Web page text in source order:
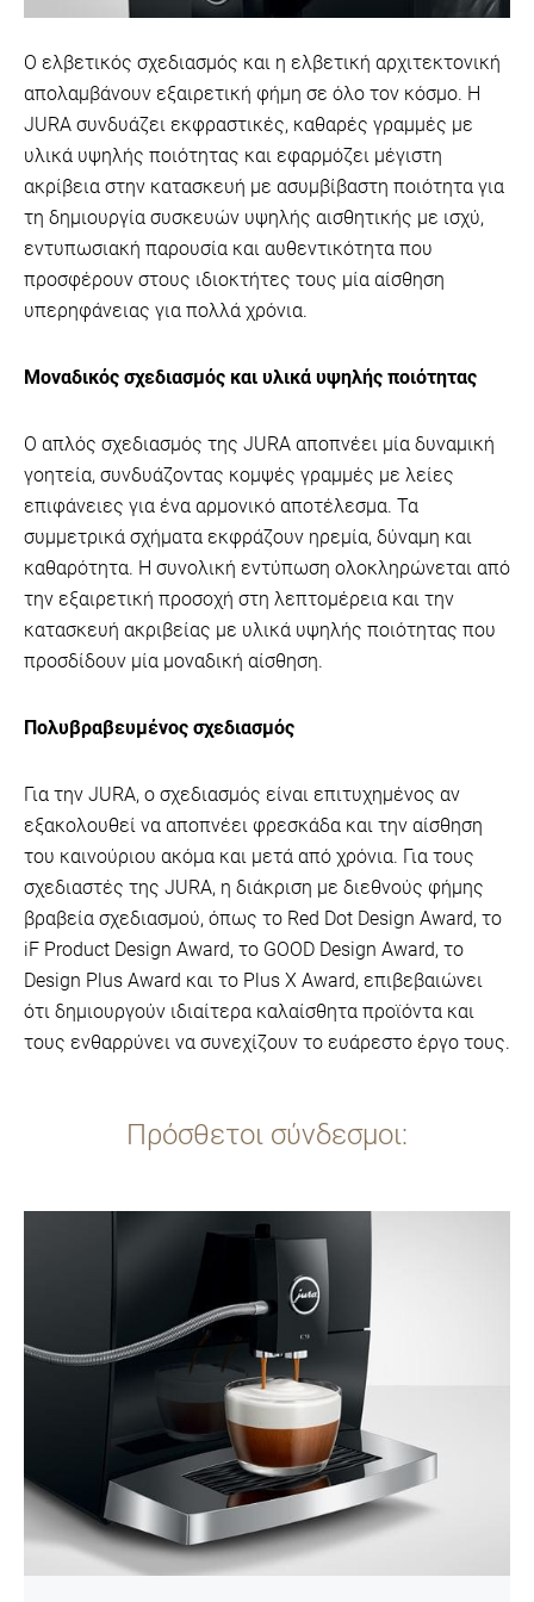
Ο ελβετικός σχεδιασμός και η ελβετική αρχιτεκτονική
απολαμβάνουν εξαιρετική φήμη σε όλο τον κόσμο. Η
JURA συνδυάζει εκφραστικές, καθαρές γραμμές με
υλικά υψηλής ποιότητας και εφαρμόζει μέγιστη
ακρίβεια στην κατασκευή με ασυμβίβαστη ποιότητα για
τη δημιουργία συσκευών υψηλής αισθητικής με ισχύ,
εντυπωσιακή παρουσία και αυθεντικότητα που
προσφέρουν στους ιδιοκτήτες τους μία αίσθηση
υπερηφάνειας για πολλά χρόνια.
Μοναδικός σχεδιασμός και υλικά υψηλής ποιότητας
Ο απλός σχεδιασμός της JURA αποπνέει μία δυναμική
γοητεία, συνδυάζοντας κομψές γραμμές με λείες
επιφάνειες για ένα αρμονικό αποτέλεσμα. Τα
συμμετρικά σχήματα εκφράζουν ηρεμία, δύναμη και
καθαρότητα. Η συνολική εντύπωση ολοκληρώνεται από
την εξαιρετική προσοχή στη λεπτομέρεια και την
κατασκευή ακριβείας με υλικά υψηλής ποιότητας που
προσδίδουν μία μοναδική αίσθηση.
Πολυβραβευμένος σχεδιασμός
Για την JURA, ο σχεδιασμός είναι επιτυχημένος αν
εξακολουθεί να αποπνέει φρεσκάδα και την αίσθηση
του καινούριου ακόμα και μετά από χρόνια. Για τους
σχεδιαστές της JURA, η διάκριση με διεθνούς φήμης
βραβεία σχεδιασμού, όπως το Red Dot Design Award, το
iF Product Design Award, το GOOD Design Award, το
Design Plus Award και το Plus X Award, επιβεβαιώνει
ότι δημιουργούν ιδιαίτερα καλαίσθητα προϊόντα και
τους ενθαρρύνει να συνεχίζουν το ευάρεστο έργο τους.
Πρόσθετοι σύνδεσμοι: